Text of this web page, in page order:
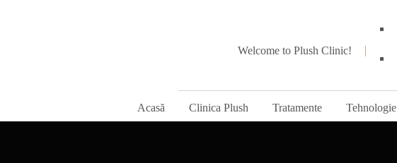
Welcome to Plush Clinic!
Acasă Clinica Plush Tratamente Tehnologie